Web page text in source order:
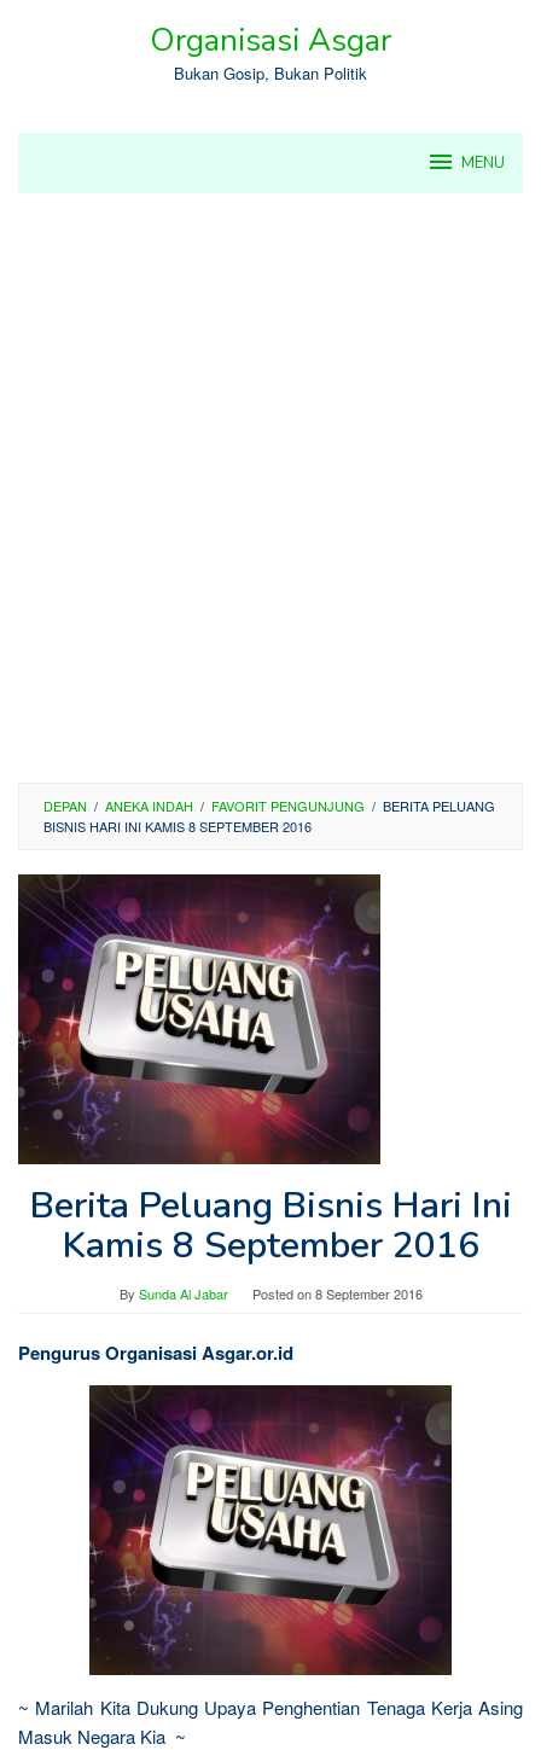
Organisasi Asgar
Bukan Gosip, Bukan Politik
MENU
DEPAN / ANEKA INDAH / FAVORIT PENGUNJUNG / BERITA PELUANG
BISNIS HARI INI KAMIS 8 SEPTEMBER 2016
Berita Peluang Bisnis Hari Ini
Kamis 8 September 2016
By Sunda Al Jabar Posted on8 September 2016
Pengurus Organisasi Asgar.or.id
~ Marilah Kita Dukung Upaya Penghentian Tenaga Kerja Asing
Masuk Negara Kia ~